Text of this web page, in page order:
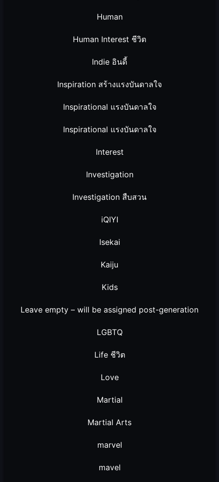
Human
Human Interest ชีวิต
Indie อินดี้
Inspiration สร้างแรงบันดาลใจ
Inspirational แรงบันดาลใจ
Inspirational แรงบันดาลใจ
Interest
Investigation
Investigation สืบสวน
iQIYI
Isekai
Kaiju
Kids
Leave empty – will be assigned post-generation
LGBTQ
Life ชีวิต
Love
Martial
Martial Arts
marvel
mavel